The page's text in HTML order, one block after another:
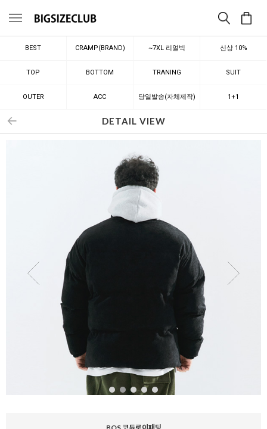
메뉴
BEST CRAMP(BRAND) ~7XL 리얼빅 신상 10%
TOP BOTTOM TRANING SUIT
OUTER ACC 당일발송(자체제작) 1+1
DETAIL VIEW